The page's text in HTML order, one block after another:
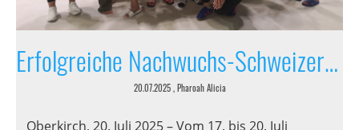
Erfolgreiche Nachwuchs-Schweizermeisterschaft für Meilener Schwimmtalente in Oberkirch
20.07.2025, Pharoah Alicia
Oberkirch, 20. Juli 2025 – Vom 17. bis 20. Juli